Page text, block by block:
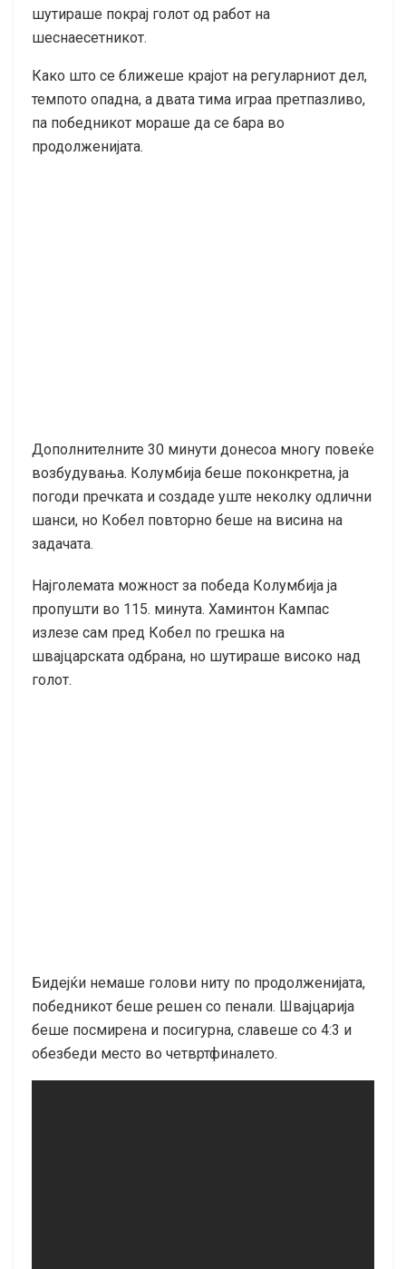
шутираше покрај голот од работ на
шеснаесетникот.
Како што се ближеше крајот на регуларниот дел,
темпото опадна, а двата тима играа претпазливо,
па победникот мораше да се бара во
продолженијата.
Дополнителните 30 минути донесоа многу повеќе
возбудувања. Колумбија беше поконкретна, ја
погоди пречката и создаде уште неколку одлични
шанси, но Кобел повторно беше на висина на
задачата.
Најголемата можност за победа Колумбија ја
пропушти во 115. минута. Хаминтон Кампас
излезе сам пред Кобел по грешка на
швајцарската одбрана, но шутираше високо над
голот.
Бидејќи немаше голови ниту по продолженијата,
победникот беше решен со пенали. Швајцарија
беше посмирена и посигурна, славеше со 4:3 и
обезбеди место во четвртфиналето.